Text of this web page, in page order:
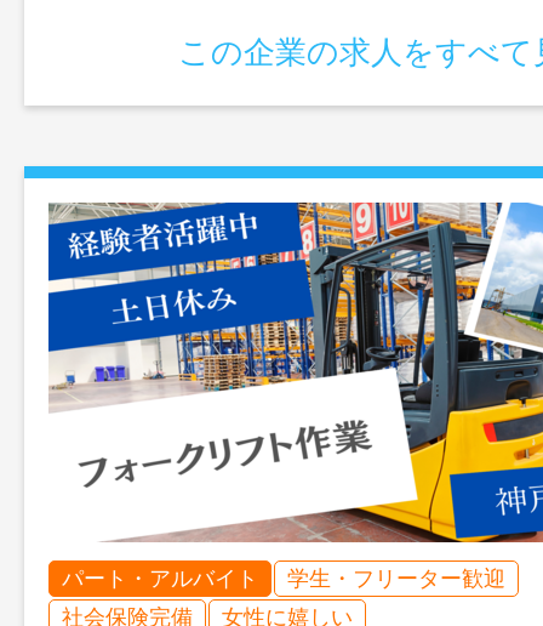
この企業の求人をすべて
パート・アルバイト
学生・フリーター歓迎
社会保険完備
女性に嬉しい